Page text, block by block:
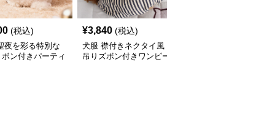
(税込)
夜を彩る特別な
ボン付きパーティ
¥3,840 (税込)
犬服 襟付きネクタイ風
吊りズボン付きワンピー